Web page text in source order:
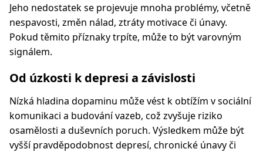
Jeho nedostatek se projevuje mnoha problémy, včetně
nespavosti, změn nálad, ztráty motivace či únavy.
Pokud těmito příznaky trpíte, může to být varovným
signálem.
Od úzkosti k depresi a závislosti
Nízká hladina dopaminu může vést k obtížím v sociální
komunikaci a budování vazeb, což zvyšuje riziko
osamělosti a duševních poruch. Výsledkem může být
vyšší pravděpodobnost depresí, chronické únavy či